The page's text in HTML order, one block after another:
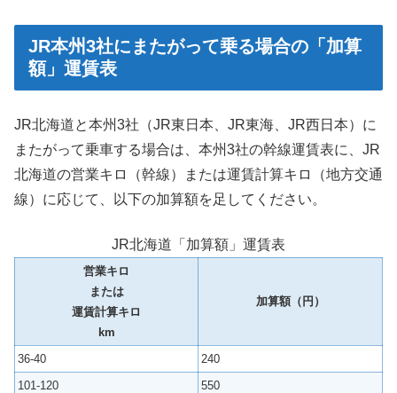
JR本州3社にまたがって乗る場合の「加算
額」運賃表
JR北海道と本州3社（JR東日本、JR東海、JR西日本）に
またがって乗車する場合は、本州3社の幹線運賃表に、JR
北海道の営業キロ（幹線）または運賃計算キロ（地方交通
線）に応じて、以下の加算額を足してください。
JR北海道「加算額」運賃表
営業キロ
または
運賃計算キロ
km
加算額（円）
36-40
240
101-120
550